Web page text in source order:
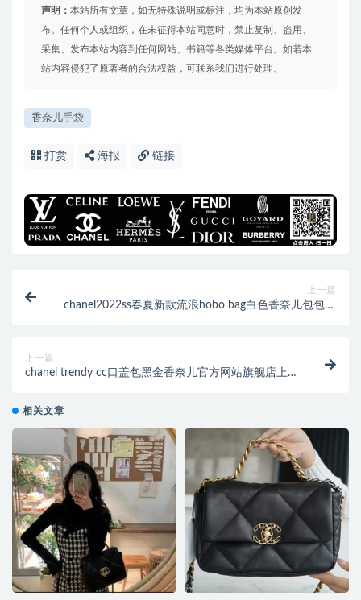
声明： 本站所有文章，如无特殊说明或标注，均为本站原创发
布。任何个人或组织，在未征得本站同意时，禁止复制、盗用、
采集、发布本站内容到任何网站、书籍等各类媒体平台。如若本
站内容侵犯了原著者的合法权益，可联系我们进行处理。
香奈儿手袋
打赏 海报 链接
上一篇
chanel2022ss春夏新款流浪hobo bag白色香奈儿包包上
下一篇
chanel trendy cc口盖包黑金香奈儿官方网站旗舰店上身
相关文章